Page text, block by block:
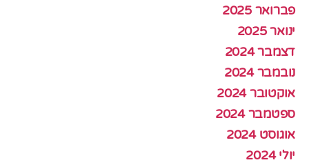
פברואר 2025
ינואר 2025
דצמבר 2024
נובמבר 2024
אוקטובר 2024
ספטמבר 2024
אוגוסט 2024
יולי 2024